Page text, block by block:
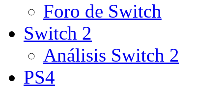
Foro de Switch
Switch 2
Análisis Switch 2
PS4